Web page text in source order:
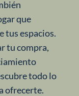
que
tus espacios.
tu compra,
todo lo
ofrecerte.